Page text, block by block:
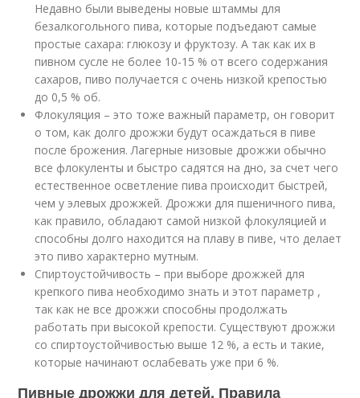
Недавно были выведены новые штаммы для
безалкогольного пива, которые подъедают самые
простые сахара: глюкозу и фруктозу. А так как их в
пивном сусле не более 10-15 % от всего содержания
сахаров, пиво получается с очень низкой крепостью
до 0,5 % об.
Флокуляция – это тоже важный параметр, он говорит
о том, как долго дрожжи будут осаждаться в пиве
после брожения. Лагерные низовые дрожжи обычно
все флокуленты и быстро садятся на дно, за счет чего
естественное осветление пива происходит быстрей,
чем у элевых дрожжей. Дрожжи для пшеничного пива,
как правило, обладают самой низкой флокуляцией и
способны долго находится на плаву в пиве, что делает
это пиво характерно мутным.
Спиртоустойчивость – при выборе дрожжей для
крепкого пива необходимо знать и этот параметр ,
так как не все дрожжи способны продолжать
работать при высокой крепости. Существуют дрожжи
со спиртоустойчивостью выше 12 %, а есть и такие,
которые начинают ослабевать уже при 6 %.
Пивные дрожжи для детей. Правила